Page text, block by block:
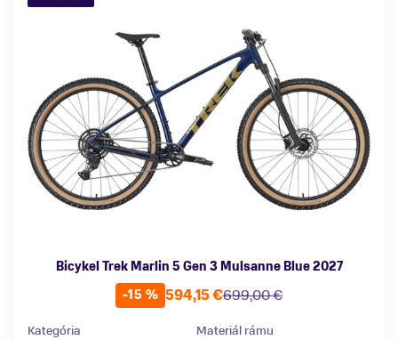
Bicykel Trek Marlin 5 Gen 3 Mulsanne Blue 2027
-15 %
699,00 €
594,15 €
Kategória
Materiál rámu